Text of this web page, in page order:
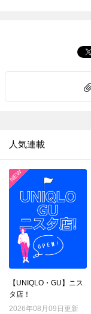
人気連載
【UNIQLO・GU】ニス
タ店！
2026年08月09日更新